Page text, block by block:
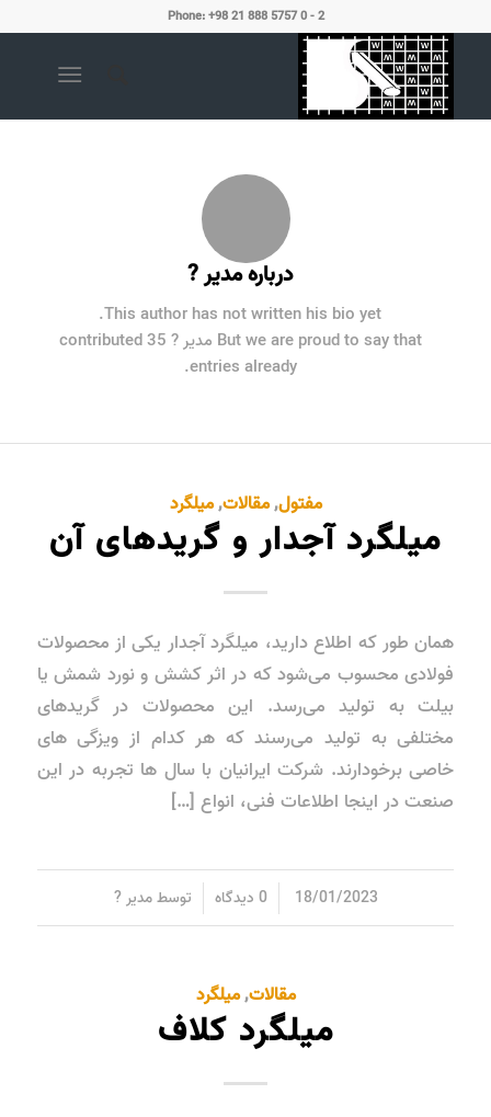
Phone: +98 21 888 5757 0 - 2
دربارهمدیر ?
This author has not written his bio yet.
But we are proud to say that مدیر ? contributed 35
entries already.
مفتول,مقالات,میلگرد
میلگرد آجدار و گریدهای آن
همان طور که اطلاع دارید، میلگرد آجدار یکی از محصولات
فولادی محسوب می‌شود که در اثر کشش و نورد شمش یا
بیلت به تولید می‌رسد. این محصولات در گریدهای
مختلفی به تولید می‌رسند که هر کدام از ویزگی های
خاصی برخودارند. شرکت ایرانیان با سال ها تجربه در این
صنعت در اینجا اطلاعات فنی، انواع […]
18/01/2023
/ 0 دیدگاه توسطمدیر ?
مقالات,میلگرد
میلگرد کلاف